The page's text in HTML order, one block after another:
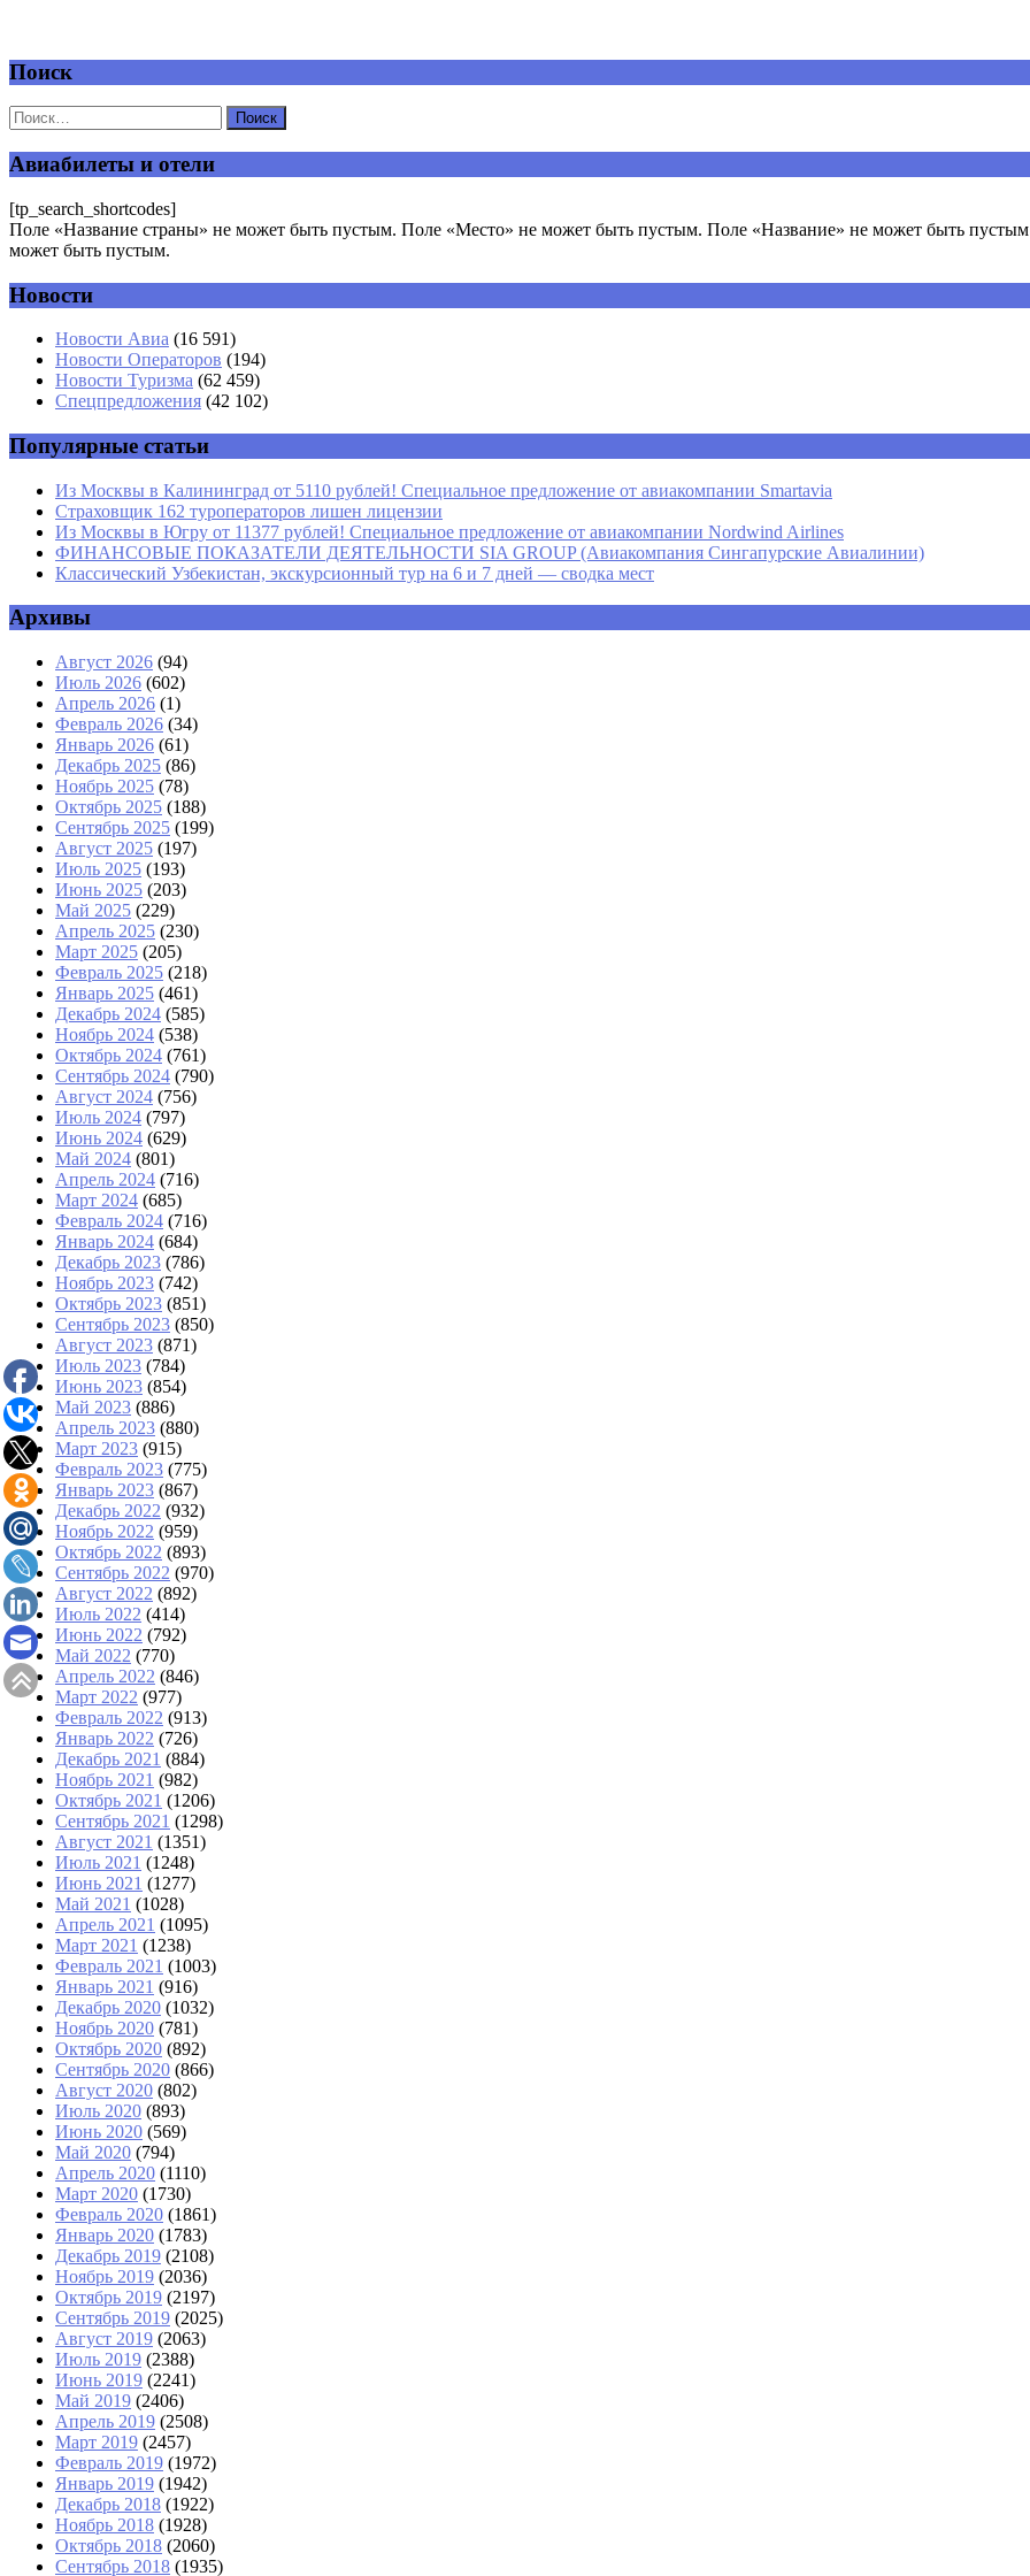
Добавить комментарий
Ваш адрес email не будет опубликован.
Комментарий
Имя *
Email*
Поиск
Авиабилеты и отели
[tp_search_shortcodes]
Поле «Название страны» не может быть пустым. Поле «Место» не может быть пустым. Поле «Название» не может быть
может быть пустым.
Новости
Новости Авиа (16 591)
Новости Операторов (194)
Новости Туризма (62 459)
Спецпредложения (42 102)
Популярные статьи
Из Москвы в Калининград от 5110 рублей! Специальное предложение от авиакомпании Smartavia
Страховщик 162 туроператоров лишен лицензии
Из Москвы в Югру от 11377 рублей! Специальное предложение от авиакомпании Nordwind Airlines
ФИНАНСОВЫЕ ПОКАЗАТЕЛИ ДЕЯТЕЛЬНОСТИ SIA GROUP (Авиакомпания Сингапурские Авиалинии)
Классический Узбекистан, экскурсионный тур на 6 и 7 дней — сводка мест
Архивы
Август 2026 (94)
Июль 2026 (602)
Апрель 2026 (1)
Февраль 2026 (34)
Январь 2026 (61)
Декабрь 2025 (86)
Ноябрь 2025 (78)
Октябрь 2025 (188)
Сентябрь 2025 (199)
Август 2025 (197)
Июль 2025 (193)
Июнь 2025 (203)
Май 2025 (229)
Апрель 2025 (230)
Март 2025 (205)
Февраль 2025 (218)
Январь 2025 (461)
Декабрь 2024 (585)
Ноябрь 2024 (538)
Октябрь 2024 (761)
Сентябрь 2024 (790)
Август 2024 (756)
Июль 2024 (797)
Июнь 2024 (629)
Май 2024 (801)
Апрель 2024 (716)
Март 2024 (685)
Февраль 2024 (716)
Январь 2024 (684)
Декабрь 2023 (786)
Ноябрь 2023 (742)
Октябрь 2023 (851)
Сентябрь 2023 (850)
Август 2023 (871)
Июль 2023 (784)
Июнь 2023 (854)
Май 2023 (886)
Апрель 2023 (880)
Март 2023 (915)
Февраль 2023 (775)
Январь 2023 (867)
Декабрь 2022 (932)
Ноябрь 2022 (959)
Октябрь 2022 (893)
Сентябрь 2022 (970)
Август 2022 (892)
Июль 2022 (414)
Июнь 2022 (792)
Май 2022 (770)
Апрель 2022 (846)
Март 2022 (977)
Февраль 2022 (913)
Январь 2022 (726)
Декабрь 2021 (884)
Ноябрь 2021 (982)
Октябрь 2021 (1206)
Сентябрь 2021 (1298)
Август 2021 (1351)
Июль 2021 (1248)
Июнь 2021 (1277)
Май 2021 (1028)
Апрель 2021 (1095)
Март 2021 (1238)
Февраль 2021 (1003)
Январь 2021 (916)
Декабрь 2020 (1032)
Ноябрь 2020 (781)
Октябрь 2020 (892)
Сентябрь 2020 (866)
Август 2020 (802)
Июль 2020 (893)
Июнь 2020 (569)
Май 2020 (794)
Апрель 2020 (1110)
Март 2020 (1730)
Февраль 2020 (1861)
Январь 2020 (1783)
Декабрь 2019 (2108)
Ноябрь 2019 (2036)
Октябрь 2019 (2197)
Сентябрь 2019 (2025)
Август 2019 (2063)
Июль 2019 (2388)
Июнь 2019 (2241)
Май 2019 (2406)
Апрель 2019 (2508)
Март 2019 (2457)
Февраль 2019 (1972)
Январь 2019 (1942)
Декабрь 2018 (1922)
Ноябрь 2018 (1928)
Октябрь 2018 (2060)
Сентябрь 2018 (1935)